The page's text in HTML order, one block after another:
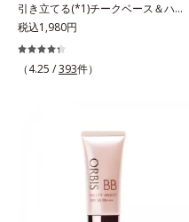
引き立てる(*1)チークベース＆ハイ
ライト。ベースメイクの仕上げに重
ねれば、みずみずしいツヤが表情を
一段と魅力的に引き立てる、チーク
に合わせて立体感を強調するグリー
ンパール。補色にあたる2色のパー
ルがお互いの鮮やかさを強調。絶妙
なコントラストでいきいきとした血
色感を再現しながら、みずみずしい
税込1,980円
（4.25 /393件）